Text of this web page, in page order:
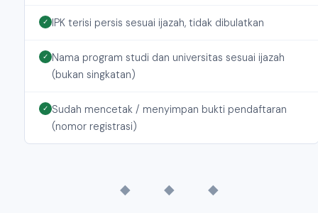
✓ IPK terisi persis sesuai ijazah, tidak dibulatkan
✓ Nama program studi dan universitas sesuai ijazah
(bukan singkatan)
✓ Sudah mencetak / menyimpan bukti pendaftaran
(nomor registrasi)
◆ ◆ ◆